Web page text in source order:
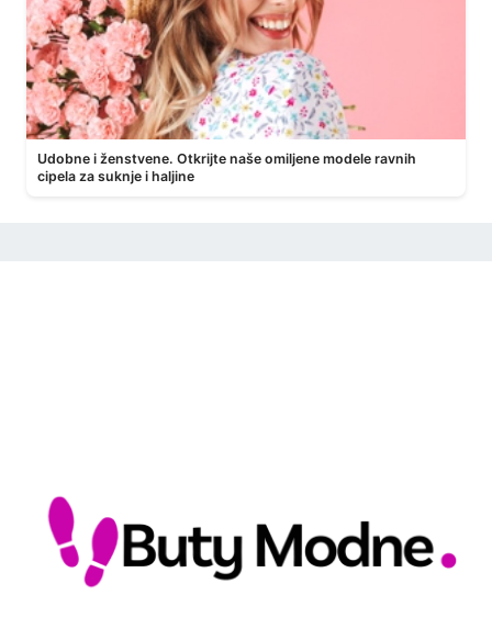
Udobne i ženstvene. Otkrijte naše omiljene modele ravnih
cipela za suknje i haljine